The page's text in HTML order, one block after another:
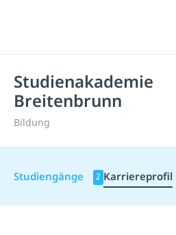
Studienakademie
Breitenbrunn
Bildung
Studiengänge 2 Karriereprofil